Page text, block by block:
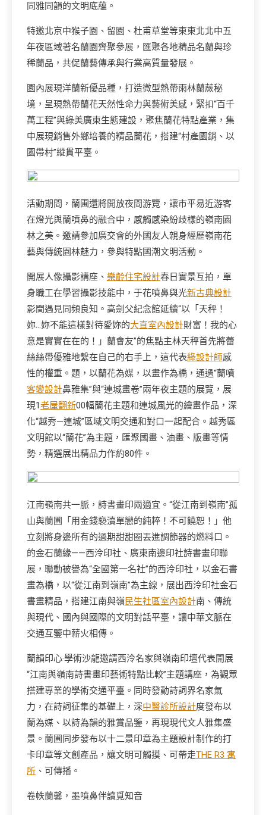
同雅同韻的文明底蘊。
特邀北京中猴子園、留園、杜甫草堂等東東北北中五
年夜區域著名蘭園齊聚參展，匯聚各地精品名蘭與珍
稀蘭品，共促蘭藝傳承與行業高質量發展。
園內展現洋蘭新優品種，打造微型熱帶雨林蘭蕨秘
境，呈現熱帶蘭花天然性命力與藝術美感，緊扣“百千
萬工程”與綠美廣東生態建設，聚焦蘭花特點產業，集
中展現銷售外鄉培養的精品蘭花，搭建“村產園銷、以
園帶村”縱貫平臺。
活動期間，蘭圃還將開放夜間游覽，讓市平易近游客
在燈光與蘭噴鼻的融合中，感觸感染紛歧樣的嶺南園
林之美。邀請參加廣交會的外國友人親身經歷嶺南花
藝與傳統園林魅力，參與特點國潮文明活動。
開展人像攝影講座、 樂齡住宅設計春日實景互拍，單
身職工在學習攝影技能中，于花噴鼻與光新古典設計
影間遇見同頻良知。高劍父紀念館延續“以「天秤！
妳…妳不能這樣對待愛妳的大直室內設計財富！我的心
意是實實在在的！」蘭會友”的焦點主林天秤首先將蕾
絲絲帶優雅地繫在自己的右手上，這代表綠設計師感
性的權重。題，以蘭花為媒，以畫作為橋，通過“蘭噴
客變設計鼻雅集”與“連城畫卷”兩年夜主題的展覽，展
現1老屋翻新00幅蘭花主題和連城風光的繪畫作品，深
化“越秀—連城”區域文明交通和對口一起配合。越秀區
文明館以“蘭花”為主題，匯聚國畫、油畫、版畫等情
勢，精選展出精品力作約80件。
江南嶺南共一脈，詩書畫印兩適宜。“從江南到嶺南”孤
山與蘭圃「用金錢褻瀆單戀的純粹！不可饒恕！」他
立刻將身邊所有的過期甜甜圈丟進調節器的燃料口。
的金石蘭緣——西泠印社、廣東南邊印社詩書畫印聯
展，聯動被譽為“全國第一名社”的西泠印社，以金石書
畫為橋，以“從江南到嶺南”為主線，展出西泠印社金石
書畫精品，搭建江南與嶺民生社區室內設計南、傳統
與現代、國內與國際的文明對話平臺，讓中華文脈在
交通互鑒中薪火相傳。
蘭韻印心·學術沙龍邀請西泠名家與嶺南印壇代表開展
“江南與嶺南詩書畫印藝術特點比較”主題講座，為觀眾
搭建專業的學術交通平臺。同時發動詩詞界名家氣
力，在詩詞征集的基礎上，深中醫診所設計度發布以
蘭為媒、以詩為韻的雅賞品鑒，再現現代文人雅集盛
景。蘭圃同步發布以十二景印章為主題設計制作的打
卡印章等文創產品，讓文明可觸摸、可帶走THE R3 寓
所 、可傳播。
卷帙蘭馨，墨噴鼻伴讀覓知音